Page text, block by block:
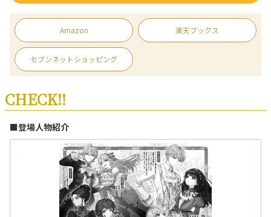
Amazon 楽天ブックス
セブンネットショッピング
CHECK!!
■登場人物紹介